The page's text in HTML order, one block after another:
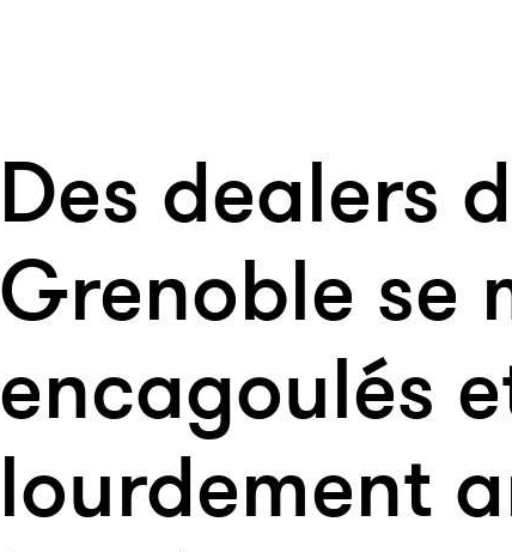
Des dealers
Grenoble se
encagoulés
lourdement